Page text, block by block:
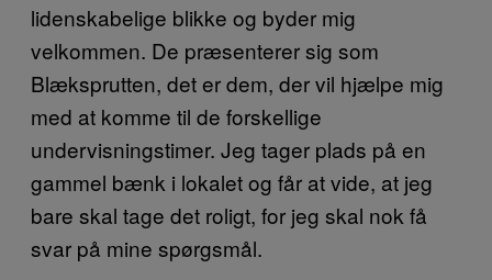
lidenskabelige blikke og byder mig
velkommen. De præsenterer sig som
Blæksprutten, det er dem, der vil hjælpe mig
med at komme til de forskellige
undervisningstimer. Jeg tager plads på en
gammel bænk i lokalet og får at vide, at jeg
bare skal tage det roligt, for jeg skal nok få
svar på mine spørgsmål.